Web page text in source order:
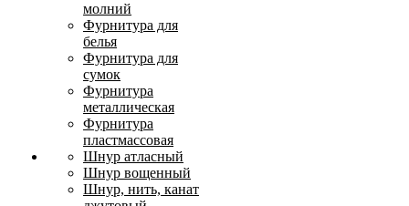
молний
Фурнитура для
белья
Фурнитура для
сумок
Фурнитура
металлическая
Фурнитура
пластмассовая
Шнур атласный
Шнур вощенный
Шнур, нить, канат